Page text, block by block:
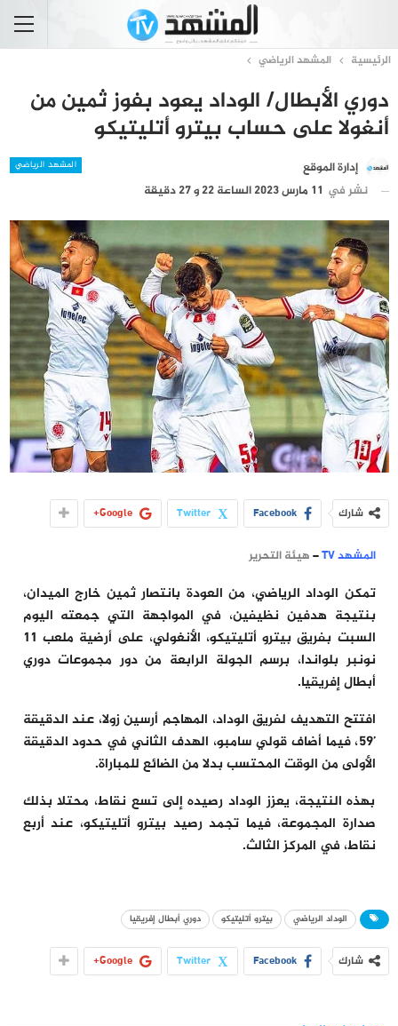
الرئيسية المشهد الرياضي
دوري الأبطال/ الوداد يعود بفوز ثمين من
أنغولا على حساب بيترو أتليتيكو
المشهد الرياضي
إدارة الموقع
نشر في 11 مارس 2023 الساعة 22 و 27 دقيقة
شارك Facebook
Twitter
Google+
المشهد TV –هيئة التحرير
تمكن الوداد الرياضي، من العودة بانتصار ثمين خارج الميدان،
بنتيجة هدفين نظيفين، في المواجهة التي جمعته اليوم
السبت بفريق بيترو أتليتيكو، الأنغولي، على أرضية ملعب 11
نونبر بلواندا، برسم الجولة الرابعة من دور مجموعات دوري
أبطال إفريقيا.
افتتح التهديف لفريق الوداد، المهاجم أرسين زولا، عند الدقيقة
’59، فيما أضاف قولي سامبو، الهدف الثاني في حدود الدقيقة
الأولى من الوقت المحتسب بدلا من الضائع للمباراة.
بهذه النتيجة، يعزز الوداد رصيده إلى تسع نقاط، محتلا بذلك
صدارة المجموعة، فيما تجمد رصيد بيترو أتليتيكو، عند أربع
نقاط، في المركز الثالث.
الوداد الرياضي بيترو أتليتيكو دوري أبطال إفريقيا
شارك Facebook
Twitter
Google+